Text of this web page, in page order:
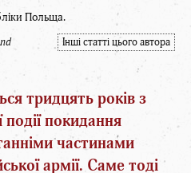
Польща.
Інші статті цього автора
тридцять років з
покидання
частинами
армії. Саме тоді